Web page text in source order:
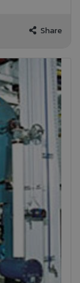
Share